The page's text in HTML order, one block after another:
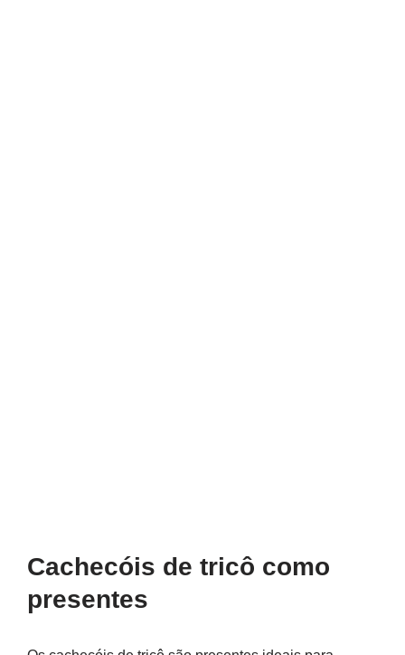
Cachecóis de tricô como
presentes